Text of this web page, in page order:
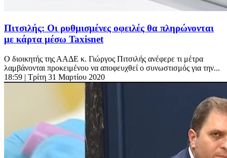
Πιτσιλής: Οι ρυθμισμένες οφειλές θα πληρώνονται
με κάρτα μέσω Taxisnet
Ο διοικητής της ΑΑΔΕ κ. Γιώργος Πιτσιλής ανέφερε τι μέτρα
λαμβάνονται προκειμένου να αποφευχθεί ο συνωστισμός για την...
18:59 | Τρίτη 31 Μαρτίου 2020